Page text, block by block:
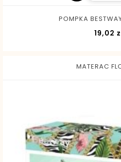
POMPKA
19,02
MATERAC